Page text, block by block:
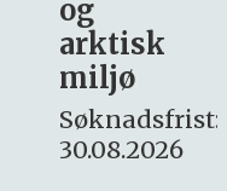
– fast
Søknadsfrist:
16. august.